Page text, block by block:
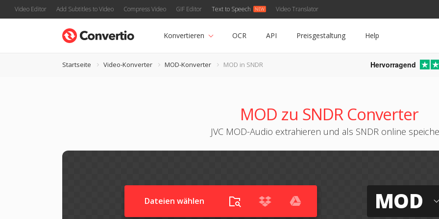
Video Editor Add Subtitles to Video Compress Video GIF Editor Text to Speech Video Translator
Konvertieren OCR API Preisgestaltung Help
Startseite Video-Konverter MOD-Konverter MOD in SNDR Hervorragend
MOD zu SNDR Converter
JVC MOD-Audio extrahieren und als SNDR online
Dateien wählen MOD